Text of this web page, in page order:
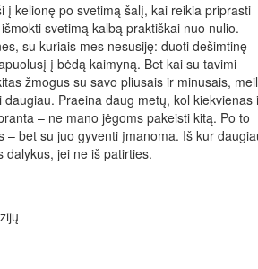
į kelionę po svetimą šalį, kai reikia priprasti
svetimą kalbą praktiškai nuo nulio.
su kuriais mes nesusiję: duoti dešimtinę
į bėdą kaimyną. Bet kai su tavimi
žmogus su savo pliusais ir minusais,
Praeina daug metų, kol kiekvienas
– ne mano jėgoms pakeisti kitą. Po to
– bet su juo gyventi įmanoma. Iš kur
dalykus, jei ne iš patirties.